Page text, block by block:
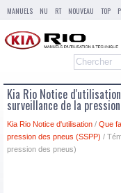
MANUELS NU RT NOUVEAU TOP
Kia Rio Notice
surveillance de la
Kia Rio Notice d'utilisation / Que
pression des pneus (SSPP) /
pression des pneus)